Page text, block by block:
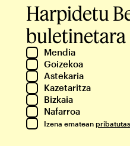
Harpidetu
buletinetara
Mendia
Goizekoa
Astekaria
Kazetaritza
Bizkaia
Nafarroa
Izena ematean